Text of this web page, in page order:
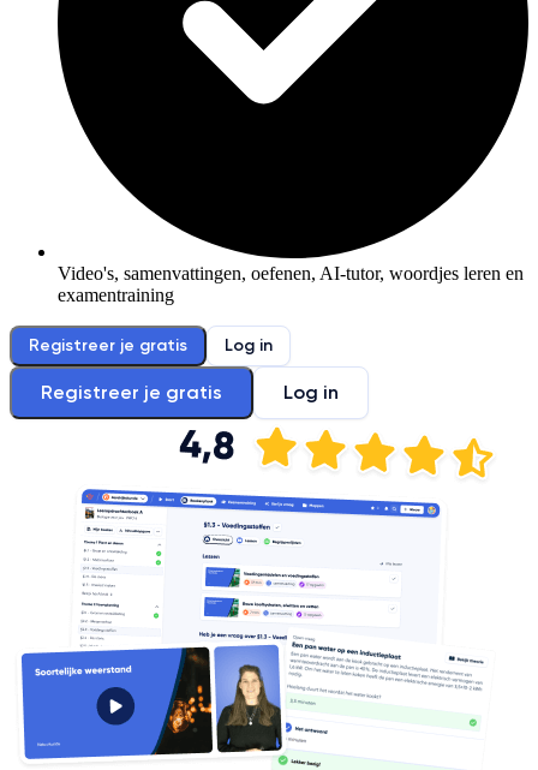
Video's, samenvattingen, oefenen, AI-tutor, woordjes leren en
examentraining
Registreer je gratis Log in
Registreer je gratis Log in